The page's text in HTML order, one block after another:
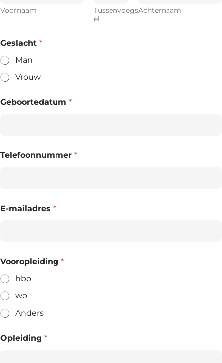
Voornaam
Tussenvoegs
el
Achternaam
Geslacht *
Man
Vrouw
Geboortedatum *
Telefoonnummer *
E-mailadres *
Vooropleiding *
hbo
wo
Anders
Opleiding *